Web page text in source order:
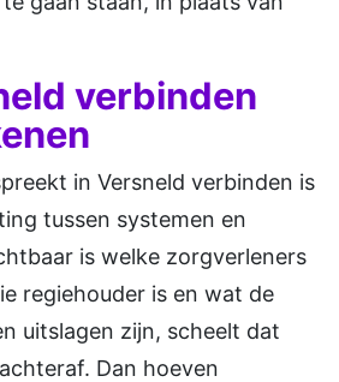
verbinden
in Versneld verbinden is
tussen systemen en
is welke zorgverleners
regiehouder is en wat de
uitslagen zijn, scheelt dat
Dan hoeven